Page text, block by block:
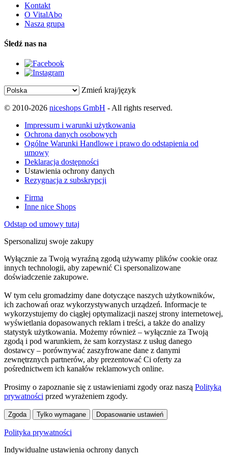
Kontakt
O VitalAbo
Nasza grupa
Śledź nas na
Zmień kraj/język
© 2010-2026 niceshops GmbH - All rights reserved.
Impressum i warunki użytkowania
Ochrona danych osobowych
Ogólne Warunki Handlowe i prawo do odstąpienia od
umowy
Deklaracja dostępności
Ustawienia ochrony danych
Rezygnacja z subskrypcji
Firma
Inne nice Shops
Odstąp od umowy tutaj
Spersonalizuj swoje zakupy
Wyłącznie za Twoją wyraźną zgodą używamy plików cookie oraz
innych technologii, aby zapewnić Ci spersonalizowane
doświadczenie zakupowe.
W tym celu gromadzimy dane dotyczące naszych użytkowników,
ich zachowań oraz wykorzystywanych urządzeń. Informacje te
wykorzystujemy do ciągłej optymalizacji naszej strony internetowej,
wyświetlania dopasowanych reklam i treści, a także do analizy
statystyk użytkowania. Możemy również – wyłącznie za Twoją
zgodą i pod warunkiem, że sam korzystasz z usług danego
dostawcy – porównywać zaszyfrowane dane z danymi
zewnętrznych partnerów, aby prezentować Ci oferty za
pośrednictwem ich kanałów reklamowych online.
Prosimy o zapoznanie się z ustawieniami zgody oraz naszą Polityką
prywatności przed wyrażeniem zgody.
Zgoda Tylko wymagane Dopasowanie ustawień
Polityka prywatności
Indywidualne ustawienia ochrony danych